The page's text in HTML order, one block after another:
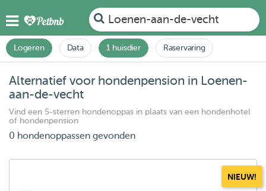
Loenen-aan-de-vecht
Logeren Data 1 huisdier Raservaring
Alternatief voor hondenpension in Loenen-
aan-de-vecht
Vind een 5-sterren hondenoppas in plaats van een hondenhotel
of hondenpension
0 hondenoppassen gevonden
NIEUW!